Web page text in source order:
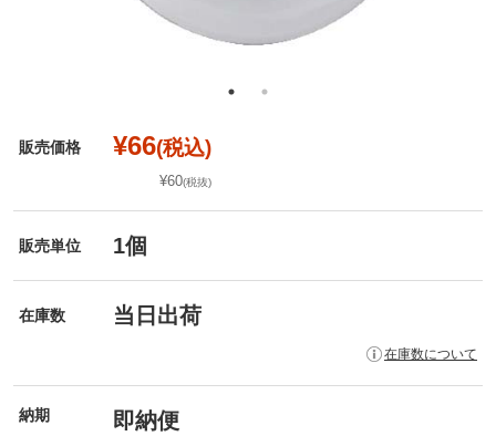
販売価格 ¥66(税込)
¥60(税抜)
販売単位 1個
在庫数 当日出荷
在庫数について
納期 即納便